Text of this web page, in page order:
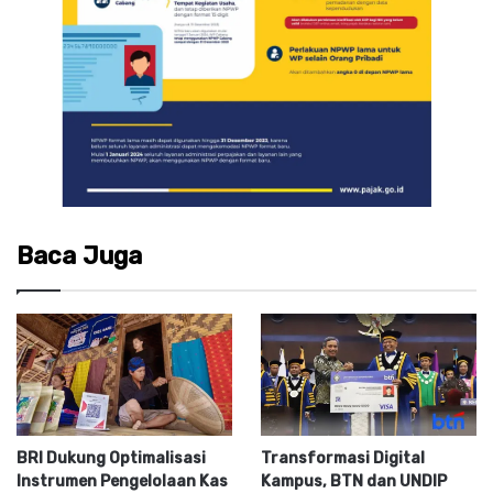
Baca Juga
BRI Dukung Optimalisasi
Instrumen Pengelolaan Kas
Transformasi Digital
Kampus, BTN dan UNDIP